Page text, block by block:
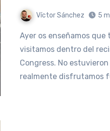
Víctor Sánchez 5
Ayer os enseñamos que tal estaban los dos bufés que
visitamos dentro del
Congress. No
realmente disfrutamos